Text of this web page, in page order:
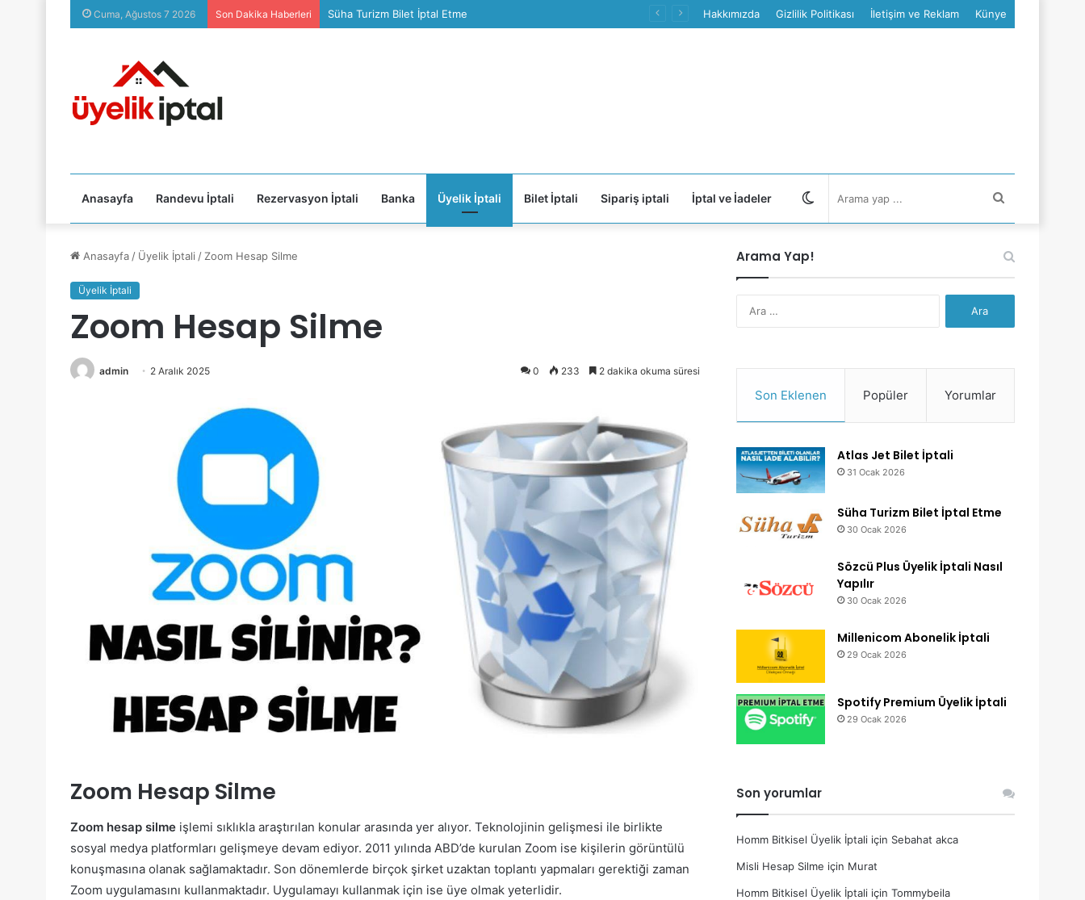
Cuma, Ağustos 7 2026 Son Dakika Haberleri Süha Turizm Bilet İptal Etme Hakkımızda Gizlilik Politikası İletişim ve Reklam Künye
Anasayfa Randevu İptali Rezervasyon İptali Banka Üyelik İptali Bilet İptali Sipariş iptali İptal ve İadeler
...
değiştir
Anasayfa / Üyelik İptali / Zoom Hesap Silme
Üyelik İptali
Zoom Hesap Silme
admin 2 Aralık 2025 0 233 2 dakika okuma süresi
Zoom Hesap Silme
Zoom hesap silme işlemi sıklıkla araştırılan konular arasında yer alıyor. Teknolojinin gelişmesi ile birlikte
sosyal medya platformları gelişmeye devam ediyor. 2011 yılında ABD’de kurulan Zoom ise kişilerin görüntülü
konuşmasına olanak sağlamaktadır. Son dönemlerde birçok şirket uzaktan toplantı yapmaları gerektiği zaman
Zoom uygulamasını kullanmaktadır. Uygulamayı kullanmak için ise üye olmak yeterlidir.
Arama Yap!
Son Eklenen Popüler Yorumlar
Atlas Jet Bilet İptali
31 Ocak 2026
Süha Turizm Bilet İptal Etme
30 Ocak 2026
Sözcü Plus Üyelik İptali Nasıl
Yapılır
30 Ocak 2026
Millenicom Abonelik İptali
29 Ocak 2026
Spotify Premium Üyelik İptali
29 Ocak 2026
Son yorumlar
Homm Bitkisel Üyelik İptali için Sebahat akca
Misli Hesap Silme için Murat
Homm Bitkisel Üyelik İptali içinTommybeila